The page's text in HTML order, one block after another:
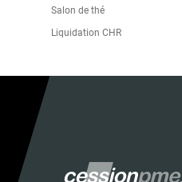
Salon de thé
Liquidation CHR